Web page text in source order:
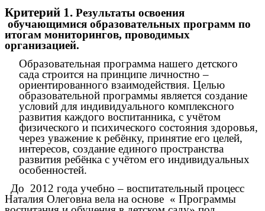
Критерий 1. Результаты освоения
обучающимися образовательных программ по
итогам мониторингов, проводимых
организацией.
Образовательная программа нашего детского
сада строится на принципе личностно –
ориентированного взаимодействия. Целью
образовательной программы является создание
условий для индивидуального комплексного
развития каждого воспитанника, с учётом
физического и психического состояния здоровья,
через уважение к ребёнку, принятие его целей,
интересов, создание единого пространства
развития ребёнка с учётом его индивидуальных
особенностей.
До 2012 года учебно – воспитательный процесс
Наталия Олеговна вела на основе « Программы